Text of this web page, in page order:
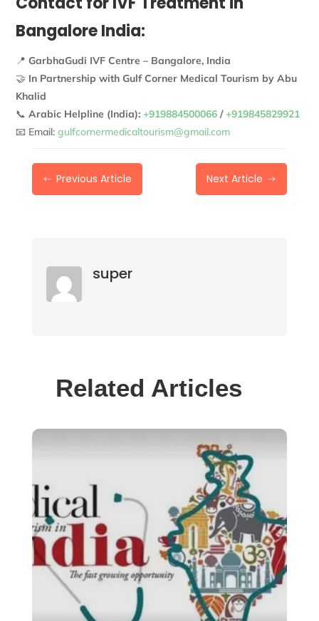
Bangalore India:
📍GarbhaGudi IVF Centre – Bangalore, India
🤝 In Partnership with Gulf Corner Medical Tourism by Abu
Khalid
📞Arabic Helpline (India): +919884500066 / +919845829921
📧 Email:gulfcornermedicaltourism@gmail.com
# Previous Article Next Article $
super
Related Articles